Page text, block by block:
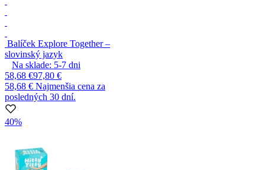
Balíček Explore Together –
slovinský jazyk
Na sklade: 5-7 dni
58,68 €97,80 €
58,68 € Najmenšia cena za
posledných 30 dní.
40%